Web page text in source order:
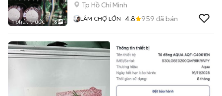
1 phút trước 6
Tp Hồ Chí Minh
LÂM CHỢ LỚN 4.8 959 đã bán